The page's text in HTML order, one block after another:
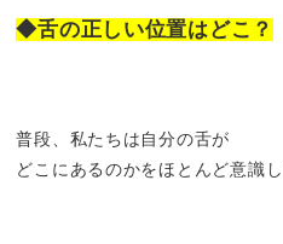
◆舌の正しい位置はどこ？
普段、私たちは自分の舌が
どこにあるのかをほとんど意識し